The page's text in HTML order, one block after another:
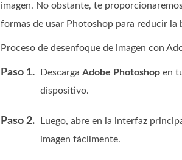
imagen. No obstante, te
formas de usar Photoshop para reducir la
Proceso de desenfoque de imagen con
Paso 1. Descarga Adobe Photoshop en
dispositivo.
Paso 2. Luego, abre en la interfaz
imagen fácilmente.